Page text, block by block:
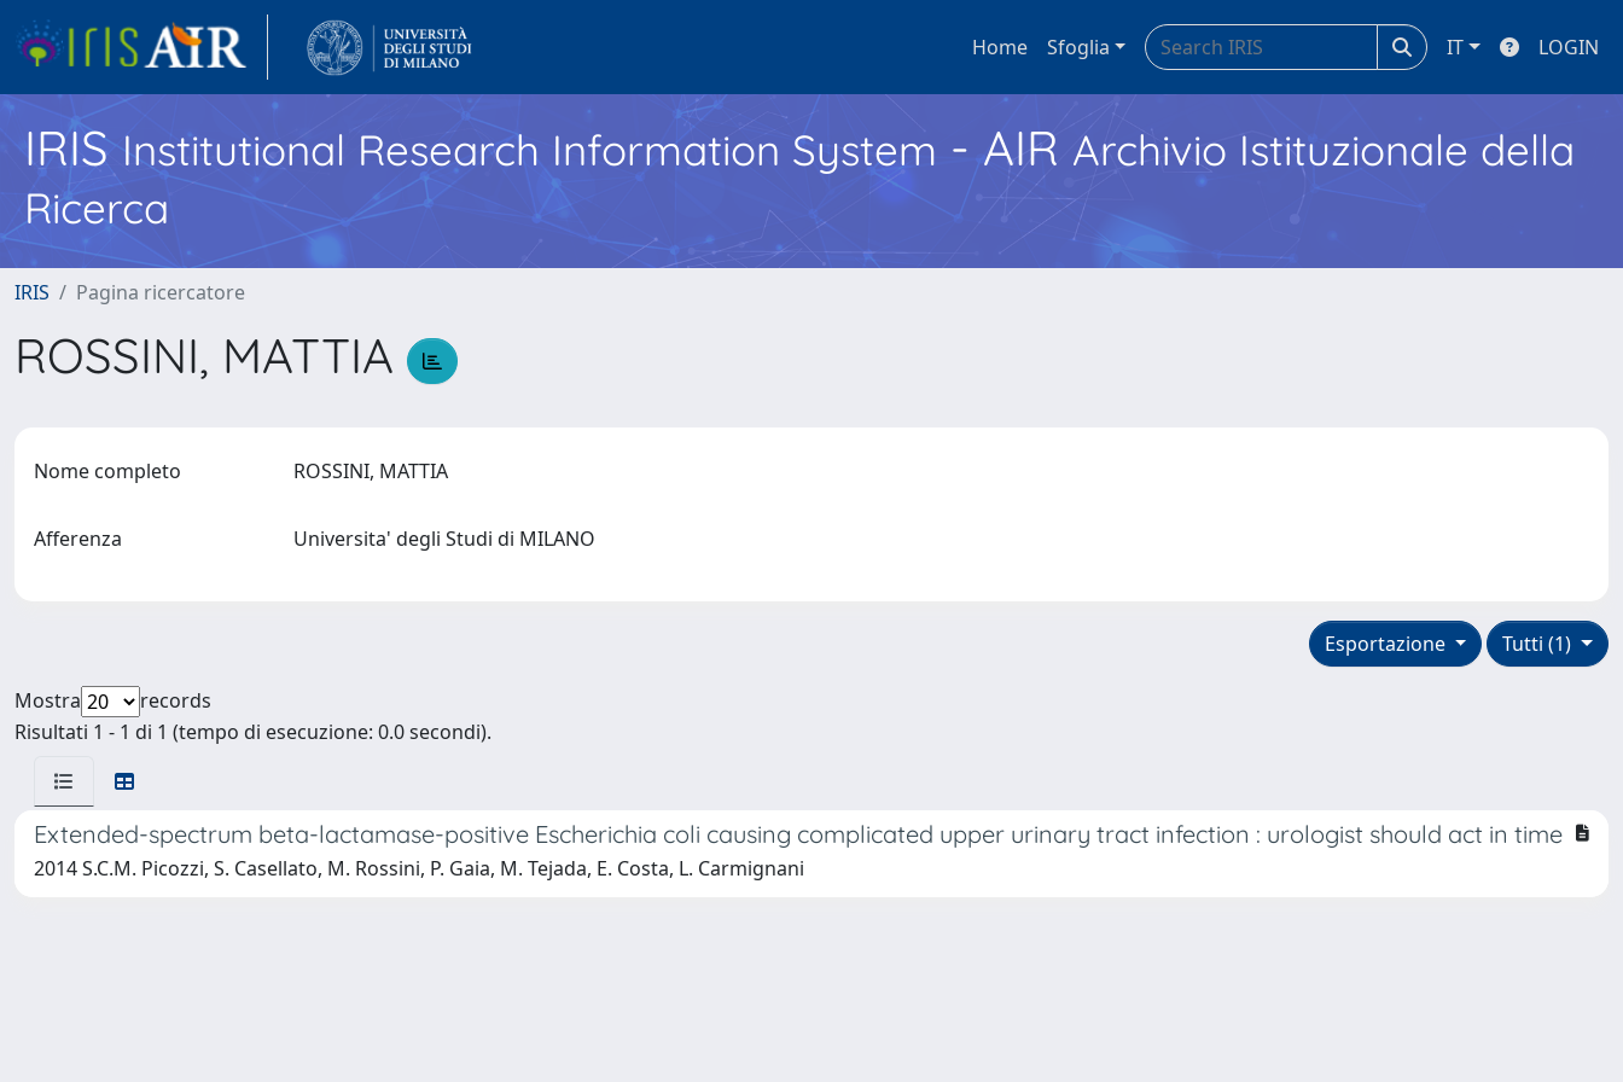
Home Sfoglia IT LOGIN
IRISInstitutional Research Information System - AIR Archivio Istituzionale della
Ricerca
IRIS Pagina ricercatore
ROSSINI, MATTIA
Nome completo ROSSINI, MATTIA
Afferenza Universita' degli Studi di MILANO
Tutti (1)
Esportazione
Mostra
records
Risultati 1 - 1 di 1 (tempo di esecuzione: 0.0 secondi).
Extended-spectrum beta-lactamase-positive Escherichia coli causing complicated upper urinary tract infection : urologist should act in time
2014 S.C.M. Picozzi, S. Casellato, M. Rossini, P. Gaia, M. Tejada, E. Costa, L. Carmignani